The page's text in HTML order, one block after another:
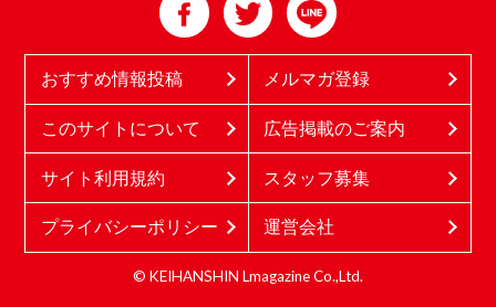
おすすめ情報投稿 メルマガ登録
このサイトについて 広告掲載のご案内
サイト利用規約 スタッフ募集
プライバシーポリシー 運営会社
© KEIHANSHIN Lmagazine Co.,Ltd.